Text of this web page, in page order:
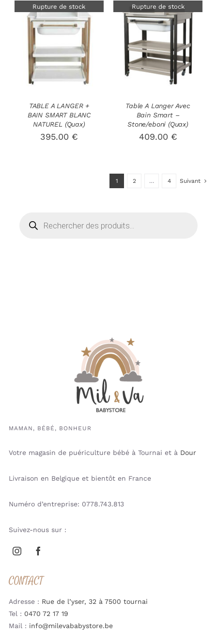
Rupture de stock
DÉTAILS
TABLE A LANGER +
BAIN SMART BLANC
NATUREL (Quax)
395.00 €
Rupture de stock
DÉTAILS
Table A Langer Avec
Bain Smart –
Stone/eboni (Quax)
409.00 €
1 2 … 4 Suivant
MAMAN, BÉBÉ, BONHEUR
Votre magasin de puériculture bébé à Tournai et à Dour
Livraison en Belgique et bientôt en France
Numéro d’entreprise: 0778.743.813
Suivez-nous sur :
CONTACT
Adresse : Rue de l’yser, 32 à 7500 tournai
Tel : 0470 72 17 19
Mail : info@milevababystore.be